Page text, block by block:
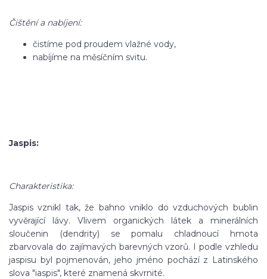
Čištění a nabíjení:
čistíme pod proudem vlažné vody,
nabíjíme na měsíčním svitu.
Jaspis:
Charakteristika:
Jaspis vznikl tak, že bahno vniklo do vzduchových bublin
vyvěrající lávy. Vlivem organických látek a minerálních
sloučenin (dendrity) se pomalu chladnoucí hmota
zbarvovala do zajímavých barevných vzorů. I podle vzhledu
jaspisu byl pojmenován, jeho jméno pochází z Latinského
slova "iaspis", které znamená skvrnité.